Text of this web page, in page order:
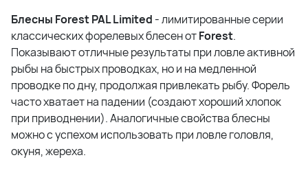
Блесны Forest PAL Limited - лимитированные серии
классических форелевых блесен отForest.
Показывают отличные результаты при ловле активной
рыбы на быстрых проводках, но и на медленной
проводке по дну, продолжая привлекать рыбу. Форель
часто хватает на падении (создают хороший хлопок
при приводнении). Аналогичные свойства блесны
можно с успехом использовать при ловле головля,
окуня, жереха.